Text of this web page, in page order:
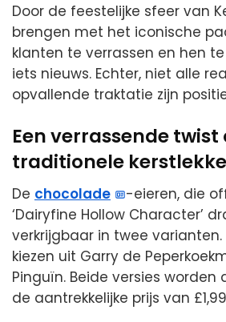
Door de feestelijke sfeer van
brengen met het iconische
klanten te verrassen en hen
iets nieuws. Echter, niet alle
opvallende traktatie zijn
Een verrassende twist
traditionele
De chocolade
-eieren, die
‘Dairyfine Hollow Character’
verkrijgbaar in twee varianten.
kiezen uit Garry de
Pinguïn. Beide versies
de aantrekkelijke prijs van